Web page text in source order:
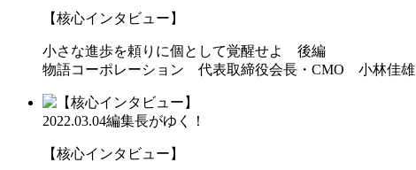
【核心インタビュー】
小さな進歩を頼りに個として覚醒せよ 後編
物語コーポレーション 代表取締役会長・CMO 小林佳雄
2022.03.04編集長がゆく！
【核心インタビュー】